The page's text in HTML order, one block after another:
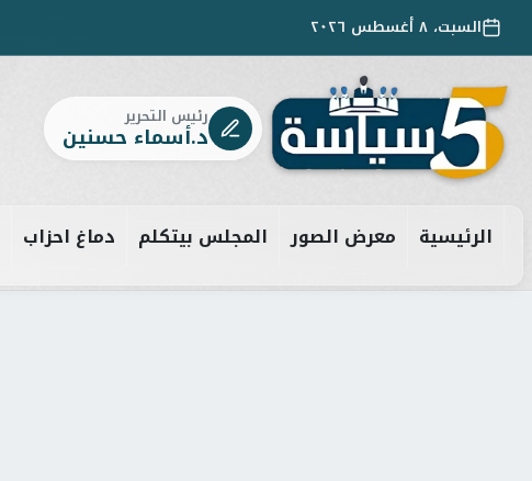
السبت، ٨ أغسطس ٢٠٢٦
رئيس التحرير
د.أسماء حسنين
الرئيسية معرض الصور المجلس بيتكلم دماغ احزاب